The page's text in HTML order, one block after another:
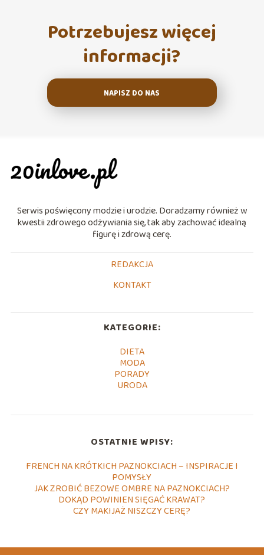
Potrzebujesz więcej
informacji?
NAPISZ DO NAS
Serwis poświęcony modzie i urodzie. Doradzamy również w
kwestii zdrowego odżywiania się, tak aby zachować idealną
figurę i zdrową cerę.
REDAKCJA
KONTAKT
KATEGORIE:
DIETA
MODA
PORADY
URODA
OSTATNIE WPISY:
FRENCH NA KRÓTKICH PAZNOKCIACH – INSPIRACJE I
POMYSŁY
JAK ZROBIĆ BEZOWE OMBRE NA PAZNOKCIACH?
DOKĄD POWINIEN SIĘGAĆ KRAWAT?
CZY MAKIJAŻ NISZCZY CERĘ?